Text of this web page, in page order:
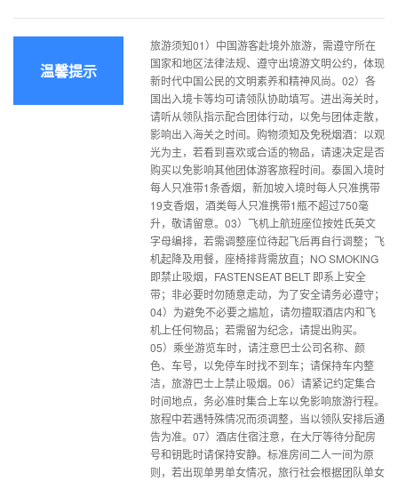
温馨提示
旅游须知01）中国游客赴境外旅游，需遵守所在
国家和地区法律法规、遵守出境游文明公约，体现
新时代中国公民的文明素养和精神风尚。02）各
国出入境卡等均可请领队协助填写。进出海关时，
请听从领队指示配合团体行动，以免与团体走散，
影响出入海关之时间。购物须知及免税烟酒：以观
光为主，若看到喜欢或合适的物品，请速决定是否
购买以免影响其他团体游客旅程时间。泰国入境时
每人只准带1条香烟，新加坡入境时每人只准携带
19支香烟，酒类每人只准携带1瓶不超过750毫
升，敬请留意。03）飞机上航班座位按姓氏英文
字母编排，若需调整座位待起飞后再自行调整；飞
机起降及用餐，座椅排背需放直；NO SMOKING
即禁止吸烟，FASTENSEAT BELT 即系上安全
带；非必要时勿随意走动，为了安全请务必遵守；
04）为避免不必要之尴尬，请勿擅取酒店内和飞
机上任何物品；若需留为纪念，请提出购买。
05）乘坐游览车时，请注意巴士公司名称、颜
色、车号，以免停车时找不到车；请保持车内整
洁，旅游巴士上禁止吸烟。06）请紧记约定集合
时间地点，务必准时集合上车以免影响旅游行程。
旅程中若遇特殊情况而须调整，当以领队安排后通
告为准。07）酒店住宿注意，在大厅等待分配房
号和钥匙时请保持安静。标准房间二人一间为原
则，若出现单男单女情况，旅行社会根据团队单女